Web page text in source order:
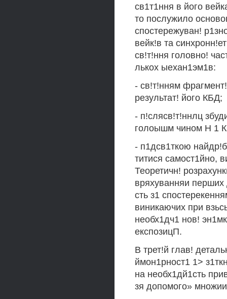
св1т1ння в його
то послужило
спостережуван!
вейк!в та
св!т!ння головно!
лькох ыехан1эм1в:
- св!т!нням
результат! його КБД;
- п!слясв!т!ннлц
голоышм чином Н 1
- п1дсв1ткою
титися самост1йно,
Теоретичн!
вряхуванняи
сть з1
виникаючих при
необх1дч1 нов!
експозицП.
В трет!й глав!
ймон1рност1 1>
на необх1дй1сть
зя допомого»